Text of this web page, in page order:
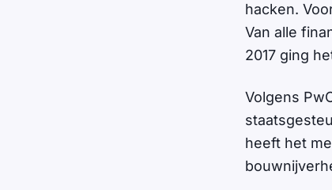
hacken.
Van alle
2017 ging
Volgens
heeft het